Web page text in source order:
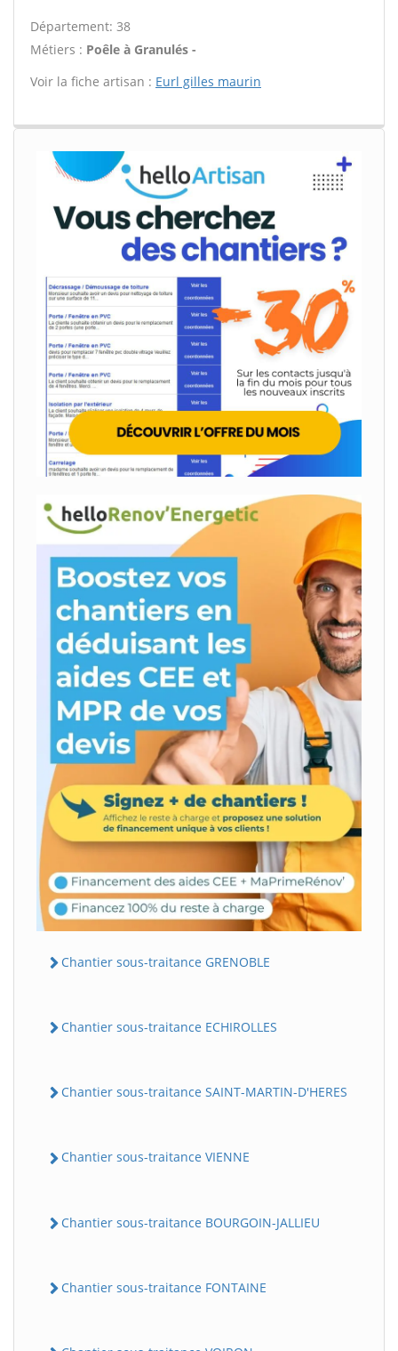
Département: 38
Métiers : Poêle à Granulés -
Voir la fiche artisan : Eurl gilles maurin
Chantier sous-traitance GRENOBLE
Chantier sous-traitance ECHIROLLES
Chantier sous-traitance SAINT-MARTIN-D'HERES
Chantier sous-traitance VIENNE
Chantier sous-traitance BOURGOIN-JALLIEU
Chantier sous-traitance FONTAINE